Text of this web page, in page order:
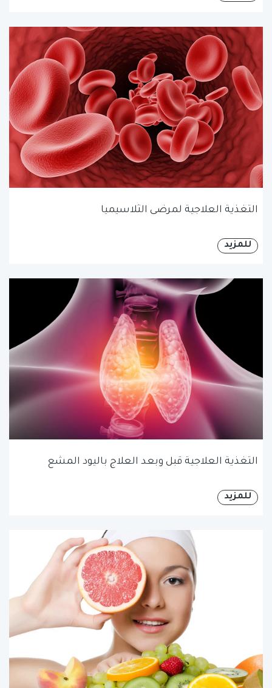
التغذية العلاجية لمرضى الثلاسيميا
للمزيد
التغذية العلاجية قبل وبعد العلاج باليود المشع
للمزيد